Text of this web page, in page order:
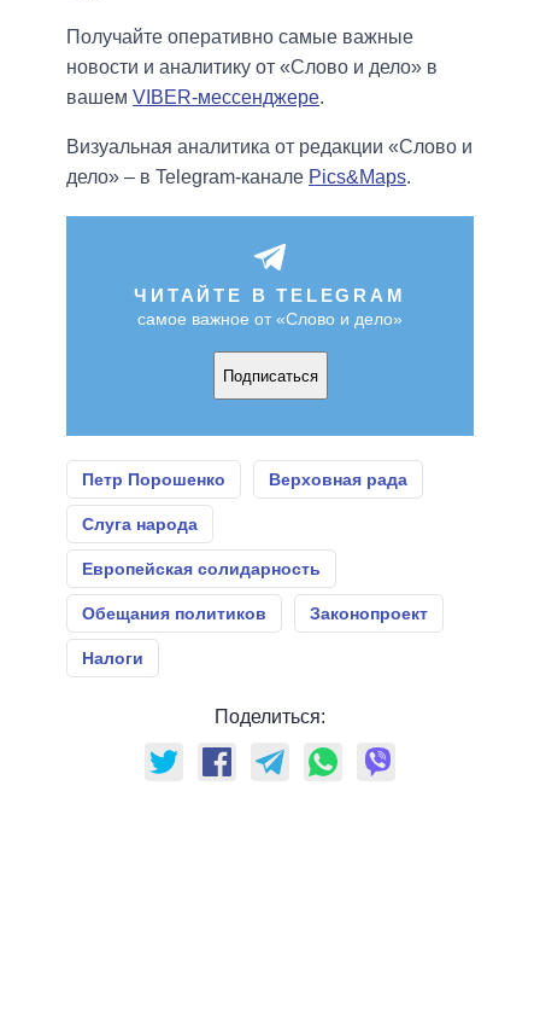
Получайте оперативно самые важные
новости и аналитику от «Слово и дело» в
вашем VIBER-мессенджере.
Визуальная аналитика от редакции «Слово и
дело» – в Telegram-канале Pics&Maps.
ЧИТАЙТЕ В TELEGRAM
самое важное от «Слово и дело»
Подписаться
Петр Порошенко Верховная рада
Слуга народа
Европейская солидарность
Обещания политиков Законопроект
Налоги
Поделиться: